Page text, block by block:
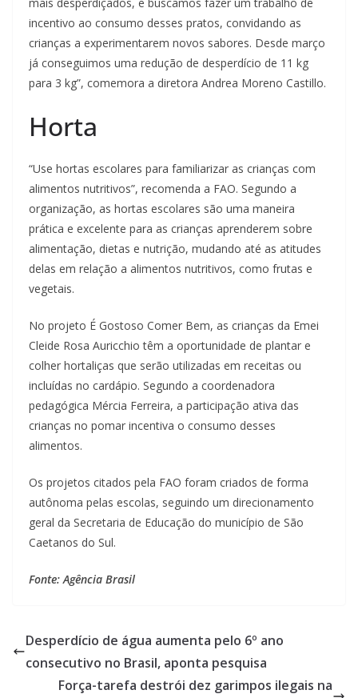
mais desperdiçados, e buscamos fazer um trabalho de
incentivo ao consumo desses pratos, convidando as
crianças a experimentarem novos sabores. Desde março
já conseguimos uma redução de desperdício de 11 kg
para 3 kg”, comemora a diretora Andrea Moreno Castillo.
Horta
“Use hortas escolares para familiarizar as crianças com
alimentos nutritivos”, recomenda a FAO. Segundo a
organização, as hortas escolares são uma maneira
prática e excelente para as crianças aprenderem sobre
alimentação, dietas e nutrição, mudando até as atitudes
delas em relação a alimentos nutritivos, como frutas e
vegetais.
No projeto É Gostoso Comer Bem, as crianças da Emei
Cleide Rosa Auricchio têm a oportunidade de plantar e
colher hortaliças que serão utilizadas em receitas ou
incluídas no cardápio. Segundo a coordenadora
pedagógica Mércia Ferreira, a participação ativa das
crianças no pomar incentiva o consumo desses
alimentos.
Os projetos citados pela FAO foram criados de forma
autônoma pelas escolas, seguindo um direcionamento
geral da Secretaria de Educação do município de São
Caetanos do Sul.
Fonte: Agência Brasil
Desperdício de água aumenta pelo 6º ano
consecutivo no Brasil, aponta pesquisa
Força-tarefa destrói dez garimpos ilegais na